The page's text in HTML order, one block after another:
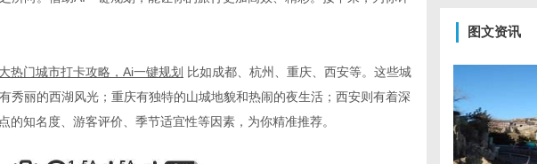
热门城市打卡攻略， Ai一键规划 比如成都、杭州、重庆、西安等。这些城
秀丽的西湖风光；重庆有独特的山城地貌和热闹的夜生活；西安则有着深
的知名度、游客评价、季节适宜性等因素，为你精准推荐。
图文资讯